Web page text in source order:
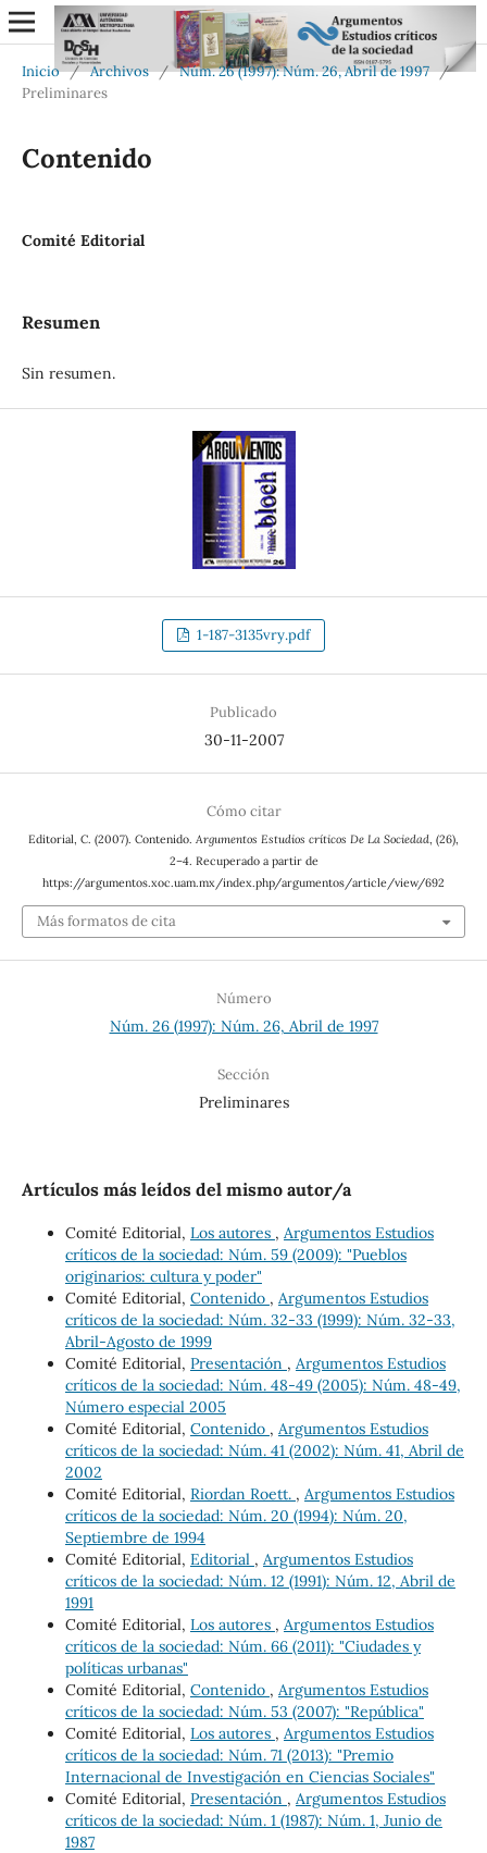
Inicio / Archivos / Núm. 26 (1997): Núm. 26, Abril de 1997 /
Preliminares
Contenido
Comité Editorial
Resumen
Sin resumen.
1-187-3135vry.pdf
Publicado
30-11-2007
Cómo citar
Editorial, C. (2007). Contenido. Argumentos Estudios críticos De La Sociedad, (26),
2–4. Recuperado a partir de
https://argumentos.xoc.uam.mx/index.php/argumentos/article/view/692
Más formatos de cita
Número
Núm. 26 (1997): Núm. 26, Abril de 1997
Sección
Preliminares
Artículos más leídos del mismo autor/a
Comité Editorial, Los autores , Argumentos Estudios
críticos de la sociedad: Núm. 59 (2009): "Pueblos
originarios: cultura y poder"
Comité Editorial, Contenido , Argumentos Estudios
críticos de la sociedad: Núm. 32-33 (1999): Núm. 32-33,
Abril-Agosto de 1999
Comité Editorial, Presentación , Argumentos Estudios
críticos de la sociedad: Núm. 48-49 (2005): Núm. 48-49,
Número especial 2005
Comité Editorial, Contenido , Argumentos Estudios
críticos de la sociedad: Núm. 41 (2002): Núm. 41, Abril de
2002
Comité Editorial, Riordan Roett. , Argumentos Estudios
críticos de la sociedad: Núm. 20 (1994): Núm. 20,
Septiembre de 1994
Comité Editorial, Editorial , Argumentos Estudios
críticos de la sociedad: Núm. 12 (1991): Núm. 12, Abril de
1991
Comité Editorial, Los autores , Argumentos Estudios
críticos de la sociedad: Núm. 66 (2011): "Ciudades y
políticas urbanas"
Comité Editorial, Contenido , Argumentos Estudios
críticos de la sociedad: Núm. 53 (2007): "República"
Comité Editorial, Los autores , Argumentos Estudios
críticos de la sociedad: Núm. 71 (2013): "Premio
Internacional de Investigación en Ciencias Sociales"
Comité Editorial, Presentación , Argumentos Estudios
críticos de la sociedad: Núm. 1 (1987): Núm. 1, Junio de
1987